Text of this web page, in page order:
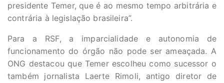
presidente Temer, que é ao mesmo tempo arbitrária e
contrária à legislação brasileira”.
Para a RSF, a imparcialidade e autonomia de
funcionamento do órgão não pode ser ameaçada. A
ONG destacou que Temer escolheu como sucessor o
também jornalista Laerte Rimoli, antigo diretor de